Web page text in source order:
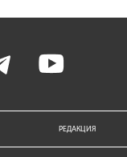
РЕДАКЦИЯ